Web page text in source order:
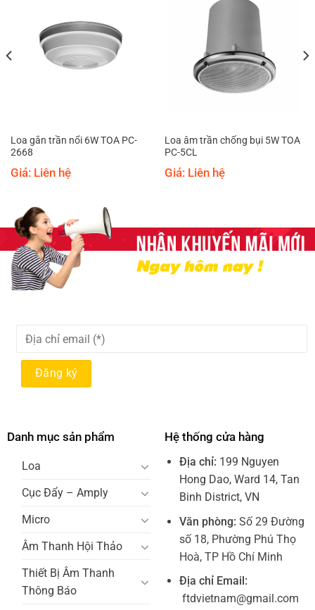
Loa gắn trần nổi 6W TOA PC-
2668
Giá: Liên hệ
Loa âm trần chống bụi 5W TOA
PC-5CL
Giá: Liên hệ
Danh mục sản phẩm
Loa
Cục Đẩy – Amply
Micro
Âm Thanh Hội Thảo
Thiết Bị Âm Thanh
Thông Báo
Hệ thống cửa hàng
Địa chỉ: 199 Nguyen
Hong Dao, Ward 14, Tan
Binh District, VN
Văn phòng: Số 29 Đường
số 18, Phường Phú Thọ
Hoà, TP Hồ Chí Minh
Địa chỉ Email:
ftdvietnam@gmail.com